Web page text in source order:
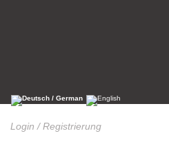
Login / Registrierung